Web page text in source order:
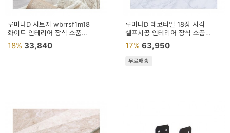
드
루미나D 시트지 wbrrsf1m18
화이트 인테리어 장식 소품
공간꾸미기
18% 33,840
루미나D 데코타일 18장 사각
셀프시공 인테리어 장식 소품
공간꾸미기 거실
17% 63,950
무료배송